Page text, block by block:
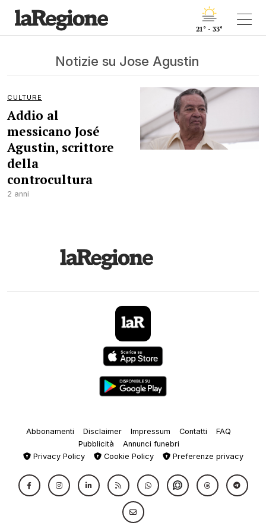
21° - 33°
Notizie su Jose Agustin
CULTURE
Addio al
messicano José
Agustin, scrittore
della
controcultura
2 anni
Abbonamenti Disclaimer Impressum Contatti
FAQ
Pubblicità
Annunci funebri
Privacy Policy
Cookie Policy Preferenze privacy